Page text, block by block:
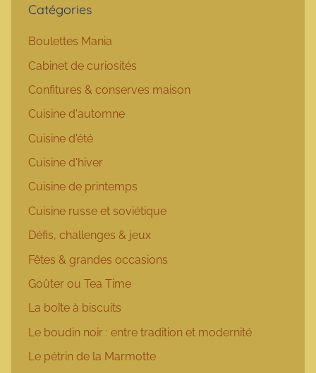
Catégories
Boulettes Mania
Cabinet de curiosités
Confitures & conserves maison
Cuisine d'automne
Cuisine d'été
Cuisine d'hiver
Cuisine de printemps
Cuisine russe et soviétique
Défis, challenges & jeux
Fêtes & grandes occasions
Goûter ou Tea Time
La boîte à biscuits
Le boudin noir : entre tradition et modernité
Le pétrin de la Marmotte